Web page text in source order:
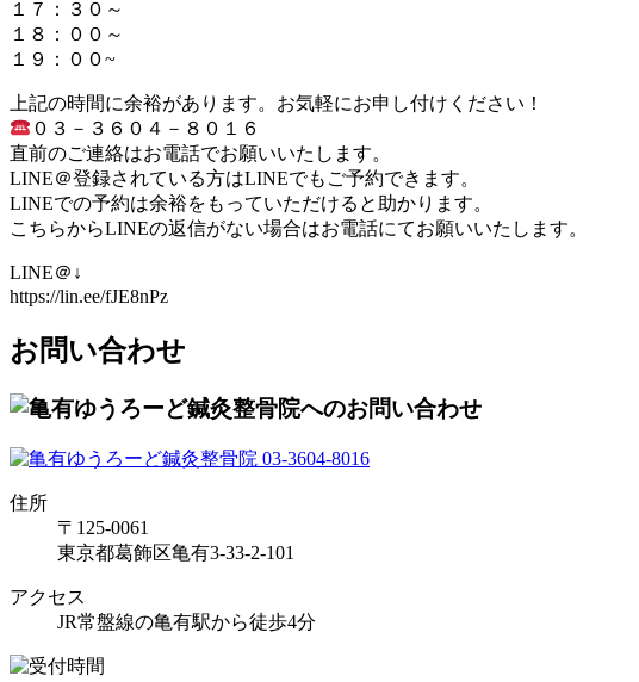
１７：３０～
１８：００～
１９：００~
上記の時間に余裕があります。お気軽にお申し付けください！
０３－３６０４－８０１６
直前のご連絡はお電話でお願いいたします。
LINE＠登録されている方はLINEでもご予約できます。
LINEでの予約は余裕をもっていただけると助かります。
こちらからLINEの返信がない場合はお電話にてお願いいたします。
LINE＠↓
https://lin.ee/fJE8nPz
お問い合わせ
住所
〒125-0061
東京都葛飾区亀有3-33-2-101
アクセス
JR常盤線の亀有駅から徒歩4分